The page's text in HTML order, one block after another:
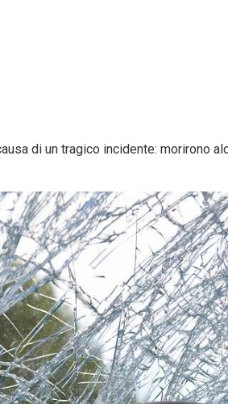
di un tragico incidente: morirono